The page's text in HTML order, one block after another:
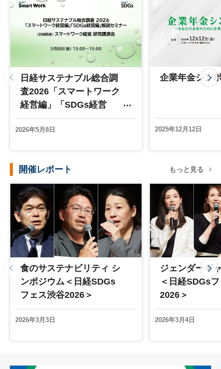
日経サステナブル総合調
査2026「スマートワーク
経営編」「SDGs経営
編」解説セミナースマー
トワーク経営 研究講演
2026年5月8日
企業年金シン
2025年12月12日
開催レポート もっと見る
食のサステナビリティ シ
ンポジウム＜日経SDGs
フェス渋谷2026＞
2026年3月3日
ジェンダーギ
＜日経SDGs
2026＞
2026年3月4日